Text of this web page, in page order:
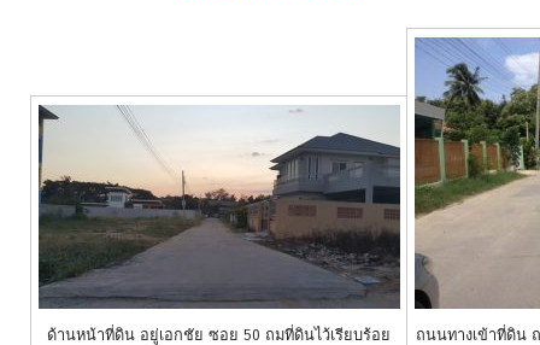
ด้านหน้าที่ดิน อยู่เอกชัย ซอย 50 ถมที่ดินไว้เรียบร้อย
ถนนทางเข้าที่ดิน